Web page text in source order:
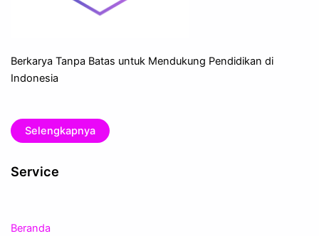
Berkarya Tanpa Batas untuk Mendukung Pendidikan di
Indonesia
Selengkapnya
Service
Beranda